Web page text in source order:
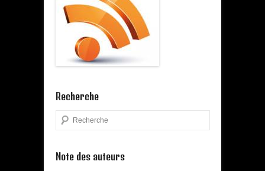
Recherche
Search
Note des auteurs